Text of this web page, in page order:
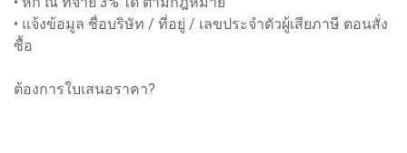
• แจ้งข้อมูล ชื่อบริษัท / ที่อยู่ / เลขประจำตัวผู้เสียภาษี ตอนสั่ง
ซื้อ
ต้องการใบเสนอราคา?